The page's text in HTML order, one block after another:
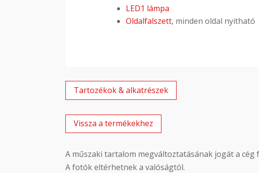
LED1 lámpa
Oldalfalszett, minden oldal nyitható
Tartozékok & alkatrészek
Vissza a termékekhez
A műszaki tartalom megváltoztatásának jogát a cég
A fotók eltérhetnek a valóságtól.